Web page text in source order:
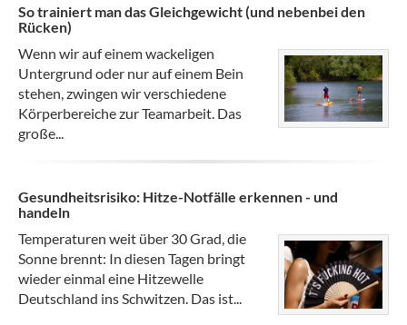
So trainiert man das Gleichgewicht (und nebenbei den
Rücken)
Wenn wir auf einem wackeligen
Untergrund oder nur auf einem Bein
stehen, zwingen wir verschiedene
Körperbereiche zur Teamarbeit. Das
große...
Gesundheitsrisiko: Hitze-Notfälle erkennen - und
handeln
Temperaturen weit über 30 Grad, die
Sonne brennt: In diesen Tagen bringt
wieder einmal eine Hitzewelle
Deutschland ins Schwitzen. Das ist...